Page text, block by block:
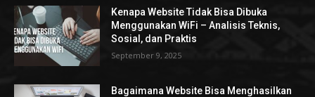
Kenapa Website Tidak Bisa Dibuka
Menggunakan WiFi – Analisis Teknis,
Sosial, dan Praktis
September 9, 2025
Bagaimana Website Bisa Menghasilkan